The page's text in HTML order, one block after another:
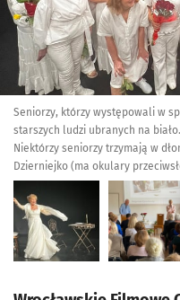
Seniorzy, którzy występowali w
starszych ludzi ubranych na
Niektórzy seniorzy trzymają w
Dzierniejko (ma okulary